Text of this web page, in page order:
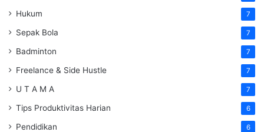
Hukum 7
Sepak Bola 7
Badminton 7
Freelance & Side Hustle 7
U T A M A 7
Tips Produktivitas Harian 6
Pendidikan 6